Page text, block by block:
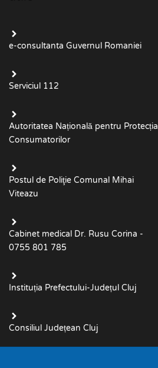
e-consultanta Guvernul Romaniei
Serviciul 112
Autoritatea Națională pentru Protecția
Consumatorilor
Postul de Poliţie Comunal Mihai
Viteazu
Cabinet medical Dr. Rusu Corina -
0755 801 785
Instituția Prefectului-Județul Cluj
Consiliul Județean Cluj